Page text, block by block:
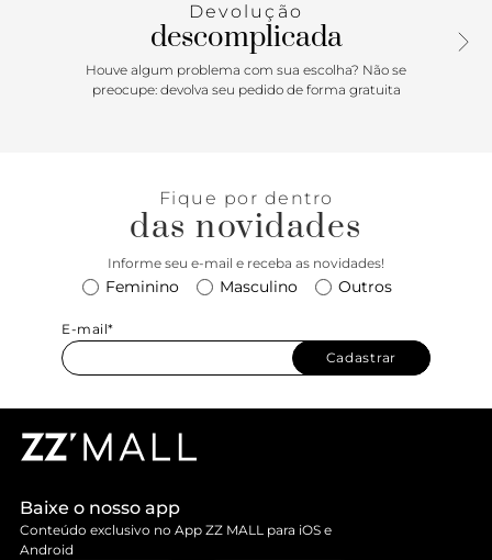
Super versátil! Aposte em looks casuais e surpreenda-se
com as diversas opções.
Devolução
descomplicada
Houve algum problema com sua escolha? Não se
preocupe: devolva seu pedido de forma gratuita
Fique por dentro
das novidades
Informe seu e-mail e receba as novidades!
Feminino Masculino Outros
E-mail*
Cadastrar
Baixe o nosso app
Conteúdo exclusivo no App ZZ MALL para iOS e
Android